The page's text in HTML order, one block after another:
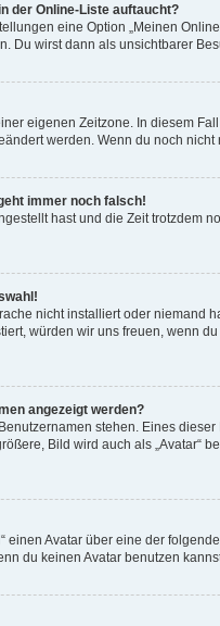
der Online-Liste auftaucht?
eine Option „Meinen
Du wirst dann als unsichtbarer
eigenen Zeitzone. In diesem
werden. Wenn du noch nicht
immer noch falsch!
hast und die Zeit trotzdem
nicht installiert oder niemand
würden wir uns freuen, wenn
angezeigt werden?
stehen. Eines
Bild wird auch als
einen Avatar über eine der
du keinen Avatar benutzen